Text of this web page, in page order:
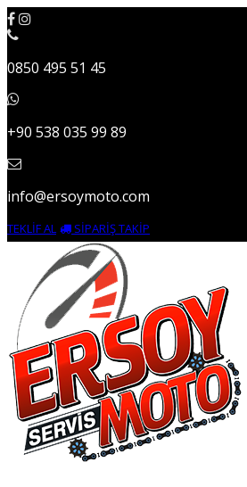
0850 495 51 45
+90 538 035 99 89
info@ersoymoto.com
TEKLİF AL SİPARİŞ TAKİP